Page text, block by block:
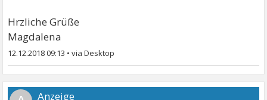
Hrzliche Grüße
Magdalena
12.12.2018 09:13 •